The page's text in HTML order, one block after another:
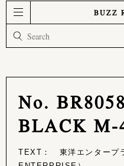
BUZZ
No.
BLACK M-
TEXT： 東洋エンタープ